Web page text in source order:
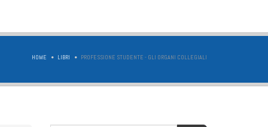
HOME LIBRI PROFESSIONE STUDENTE - GLI ORGANI COLLEGIALI